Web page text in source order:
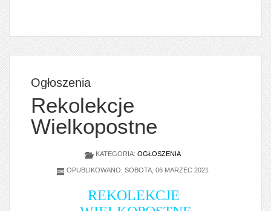
Ogłoszenia
Rekolekcje
Wielkopostne
KATEGORIA: OGŁOSZENIA
OPUBLIKOWANO: SOBOTA, 06 MARZEC 2021
REKOLEKCJE